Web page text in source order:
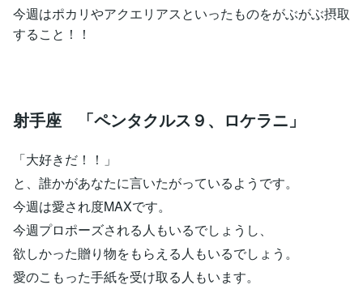
今週はポカリやアクエリアスといったものをがぶがぶ摂取
すること！！
射手座 「ペンタクルス９、ロケラニ」
「大好きだ！！」
と、誰かがあなたに言いたがっているようです。
今週は愛され度MAXです。
今週プロポーズされる人もいるでしょうし、
欲しかった贈り物をもらえる人もいるでしょう。
愛のこもった手紙を受け取る人もいます。